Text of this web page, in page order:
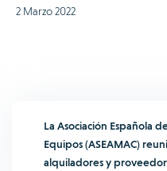
2 Marzo 2022
La Asociación Española
Equipos (ASEAMAC)
alquiladores y